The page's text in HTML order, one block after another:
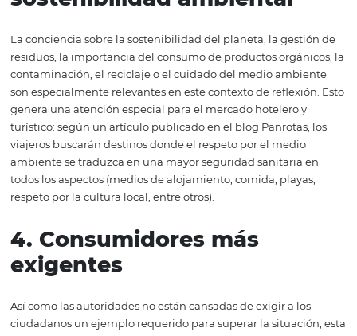
también derriba algunos debates regulatorios sobre la
generación de barreras para herramientas o empresas
centradas en lo digital. Hasta hoy, las redes sociales
de la presencia de empresas y estatus social, pero
aumento en las experiencias virtuales. En el negocio
específicamente, esta tecnología permite a los usuarios
"ingresar" a los hoteles reconstruidos en una
experiencias de realidad virtual con la narración de
las habitaciones.
3. La paradoja de la
sostenibilidad ambiental
La conciencia sobre la sostenibilidad del planeta, la